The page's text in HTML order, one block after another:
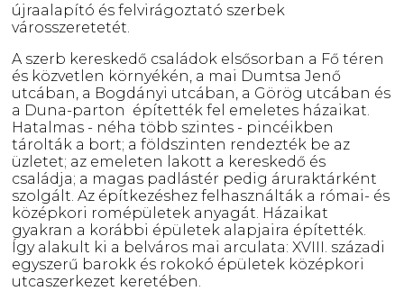
újraalapító és felvirágoztató szerbek
városszeretetét.
A szerb kereskedő családok elsősorban a Fő téren
és közvetlen környékén, a mai Dumtsa Jenő
utcában, a Bogdányi utcában, a Görög utcában és
a Duna-parton építették fel emeletes házaikat.
Hatalmas - néha több szintes - pincéikben
tárolták a bort; a földszinten rendezték be az
üzletet; az emeleten lakott a kereskedő és
családja; a magas padlástér pedig áruraktárként
szolgált. Az építkezéshez felhasználták a római- és
középkori romépületek anyagát. Házaikat
gyakran a korábbi épületek alapjaira építették.
Így alakult ki a belváros mai arculata: XVIII. századi
egyszerű barokk és rokokó épületek középkori
utcaszerkezet keretében.